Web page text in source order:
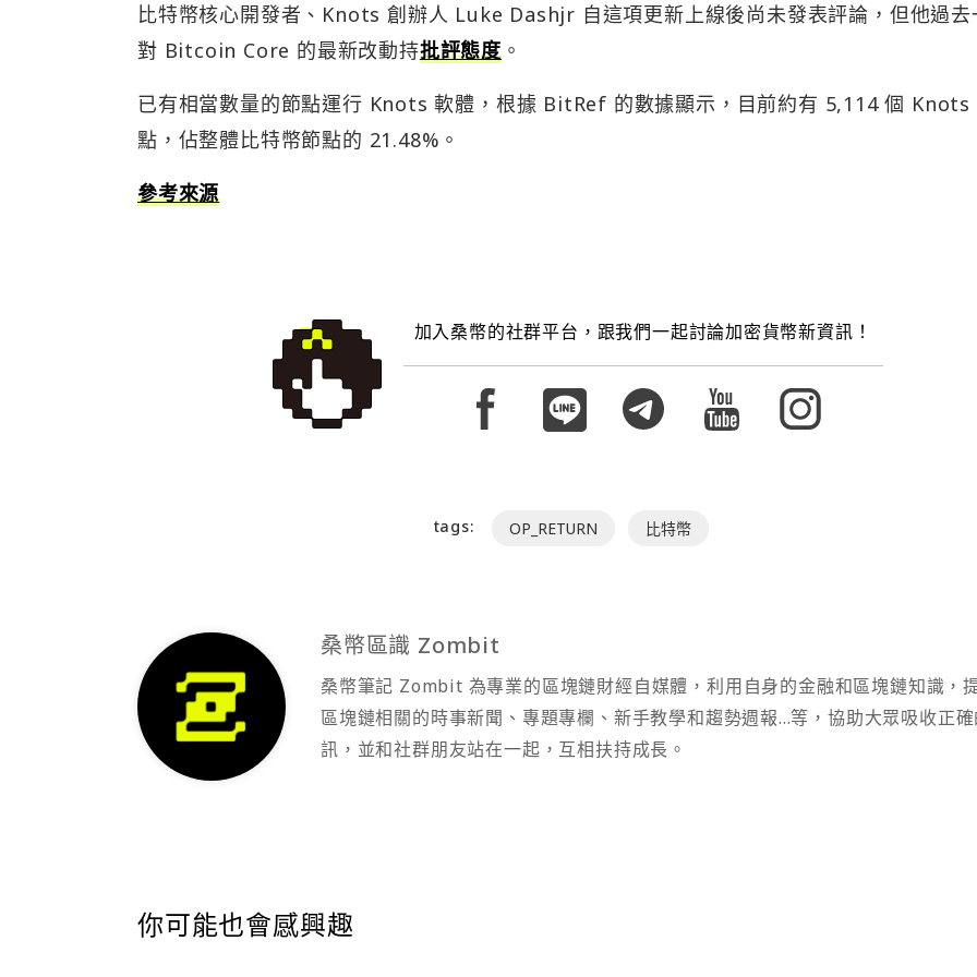
比特幣核心開發者、Knots 創辦人 Luke Dashjr 自這項更新上線後尚未發表評論，但他過去
對 Bitcoin Core 的最新改動持批評態度 。
已有相當數量的節點運行 Knots 軟體，根據 BitRef 的數據顯示，目前約有 5,114 個 Knots
點，佔整體比特幣節點的 21.48%。
參考來源
加入桑幣的社群平台，跟我們一起討論加密貨幣新資訊！
tags: OP_RETURN 比特幣
桑幣區識 Zombit
桑幣筆記 Zombit 為專業的區塊鏈財經自媒體，利用自身的金融和區塊鏈知識，
區塊鏈相關的時事新聞、專題專欄、新手教學和趨勢週報...等，協助大眾吸收正確
訊，並和社群朋友站在一起，互相扶持成長。
你可能也會感興趣